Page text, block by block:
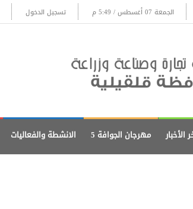
الجمعة 07 أغسطس / 5:49 م تسجيل الدخول
الأخبار مهرجان الجوافة 5 الانشطة والفعاليات